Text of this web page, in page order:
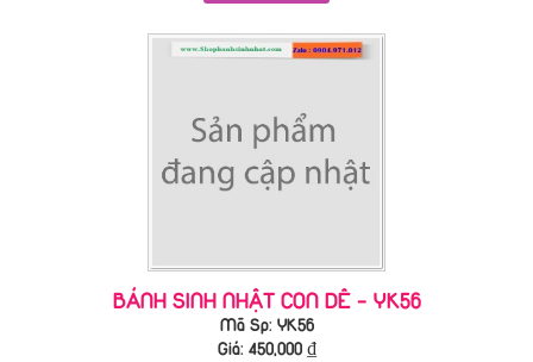
BÁNH SINH NHẬT CON DÊ - YK56
Mã Sp: YK56
Giá: 450,000₫